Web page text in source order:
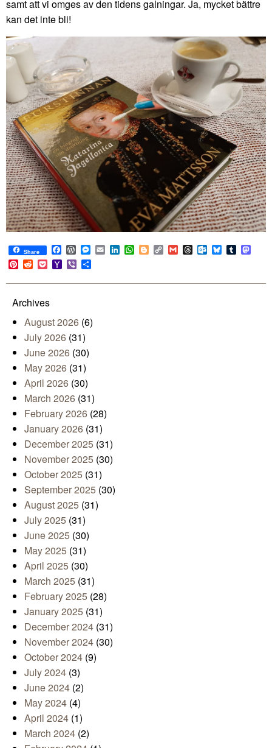
samt att vi omges av den tidens galningar. Ja, mycket bättre
kan det inte bli!
Share Facebook
WordPress
Messenger
EmailLinkedIn
WhatsApp
BloggerCopy
Link
GmailThreadsOutlook.com
BlueskyTumblr
Pinterest
RedditPocketYahoo
Mail
Viber
Archives
August 2026 (6)
July 2026 (31)
June 2026 (30)
May 2026 (31)
April 2026 (30)
March 2026 (31)
February 2026 (28)
January 2026 (31)
December 2025 (31)
November 2025 (30)
October 2025 (31)
September 2025 (30)
August 2025 (31)
July 2025 (31)
June 2025 (30)
May 2025 (31)
April 2025 (30)
March 2025 (31)
February 2025 (28)
January 2025 (31)
December 2024 (31)
November 2024 (30)
October 2024 (9)
July 2024 (3)
June 2024 (2)
May 2024 (4)
April 2024 (1)
March 2024 (2)